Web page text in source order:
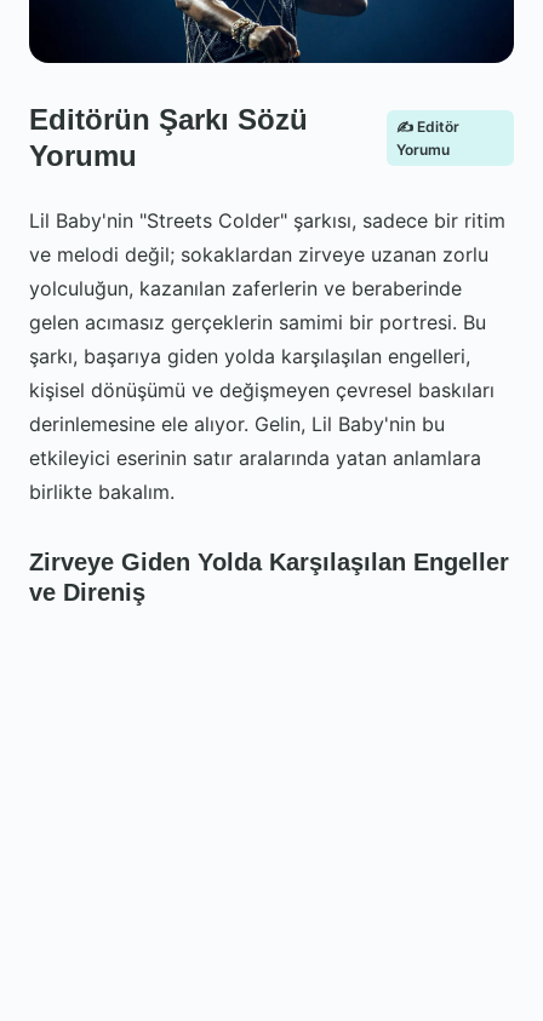
Editörün Şarkı Sözü
Yorumu
✍️ Editör
Yorumu
Lil Baby'nin "Streets Colder" şarkısı, sadece bir ritim
ve melodi değil; sokaklardan zirveye uzanan zorlu
yolculuğun, kazanılan zaferlerin ve beraberinde
gelen acımasız gerçeklerin samimi bir portresi. Bu
şarkı, başarıya giden yolda karşılaşılan engelleri,
kişisel dönüşümü ve değişmeyen çevresel baskıları
derinlemesine ele alıyor. Gelin, Lil Baby'nin bu
etkileyici eserinin satır aralarında yatan anlamlara
birlikte bakalım.
Zirveye Giden Yolda Karşılaşılan Engeller
ve Direniş